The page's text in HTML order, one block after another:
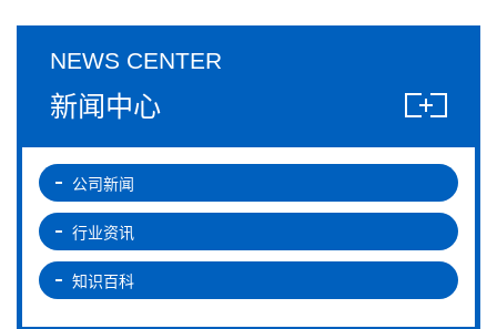
NEWS CENTER
新闻中心
公司新闻
行业资讯
知识百科